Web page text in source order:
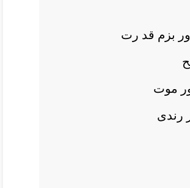
بزم قد رت
موت
رندی